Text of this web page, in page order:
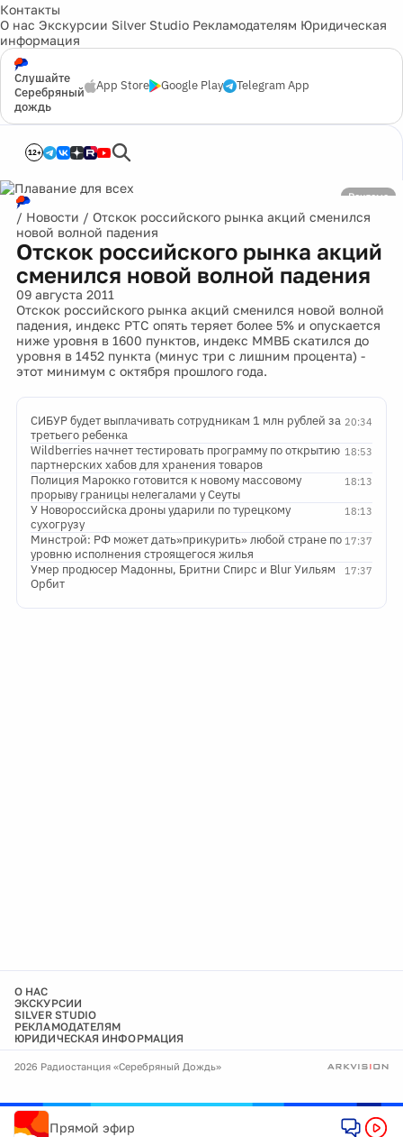
Контакты
О нас Экскурсии Silver Studio Рекламодателям Юридическая
информация
Слушайте
Серебряный
дождь
App Store Google Play Telegram App
12+
Реклама
/ Новости / Отскок российского рынка акций сменился
новой волной падения
Отскок российского рынка акций
сменился новой волной падения
09 августа 2011
Отскок российского рынка акций сменился новой волной
падения, индекс РТС опять теряет более 5% и опускается
ниже уровня в 1600 пунктов, индекс ММВБ скатился до
уровня в 1452 пункта (минус три с лишним процента) -
этот минимум с октября прошлого года.
20:34
СИБУР будет выплачивать сотрудникам 1 млн рублей за
третьего ребенка
18:53
Wildberries начнет тестировать программу по открытию
партнерских хабов для хранения товаров
18:13
Полиция Марокко готовится к новому массовому
прорыву границы нелегалами у Сеуты
18:13
У Новороссийска дроны ударили по турецкому
сухогрузу
17:37
Минстрой: РФ может дать»прикурить» любой стране по
уровню исполнения строящегося жилья
17:37
Умер продюсер Мадонны, Бритни Спирс и Blur Уильям
Орбит
О НАС
ЭКСКУРСИИ
SILVER STUDIO
РЕКЛАМОДАТЕЛЯМ
ЮРИДИЧЕСКАЯ ИНФОРМАЦИЯ
2026 Радиостанция «Серебряный Дождь»
Прямой эфир